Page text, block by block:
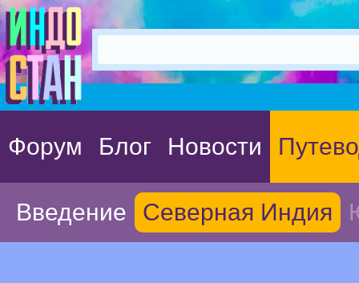
Форум Блог Новости
Введение Северная Индия